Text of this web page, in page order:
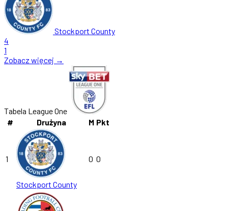
Stockport County
4
1
Zobacz więcej →
Tabela League One
#
Drużyna M Pkt
1
Stockport County
0 0